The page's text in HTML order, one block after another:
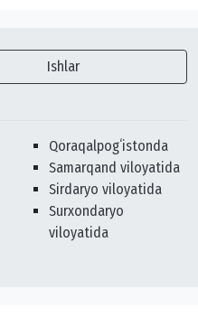
Ishlar
Qoraqalpogʻistonda
Samarqand viloyatida
Sirdaryo viloyatida
Surxondaryo
viloyatida